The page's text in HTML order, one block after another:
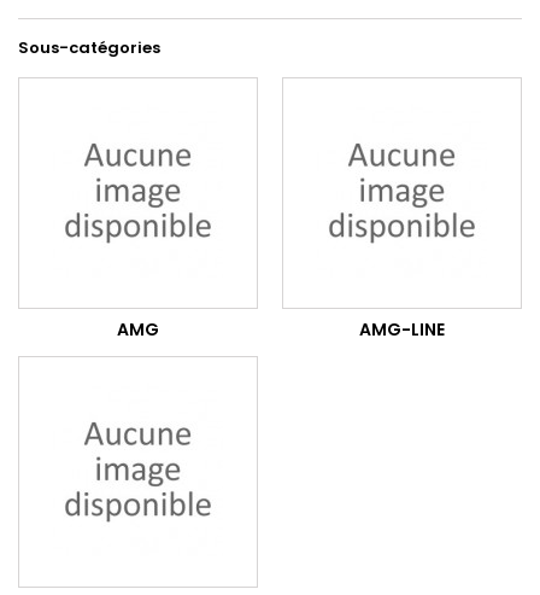
Sous-catégories
AMG AMG-LINE